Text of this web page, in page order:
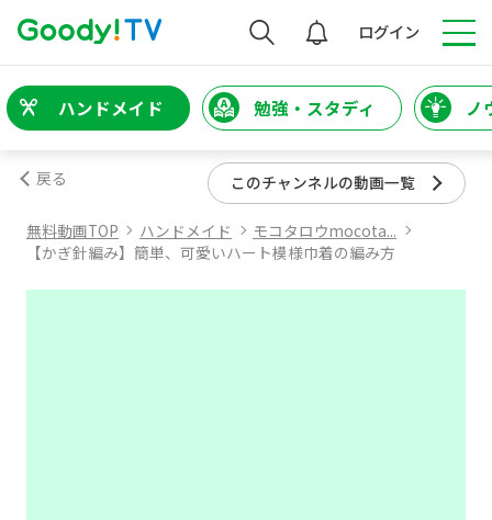
検索 ログイン
ハンドメイド 勉強・スタディ ノ
戻る このチャンネルの動画一覧
無料動画TOP ハンドメイド
モコタロウmocota...
【かぎ針編み】簡単、可愛いハート模様巾着の編み方